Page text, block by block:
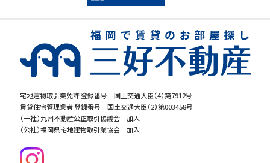
宅地建物取引業免許 登録番号 国土交通大臣（4）第7912号
賃貸住宅管理業者 登録番号 国土交通大臣（2）第003458号
（一社）九州不動産公正取引協議会 加入
（公社）福岡県宅地建物取引業協会 加入